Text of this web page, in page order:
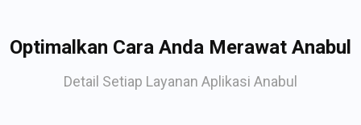
Optimalkan Cara Anda Merawat Anabul
Detail Setiap Layanan Aplikasi Anabul